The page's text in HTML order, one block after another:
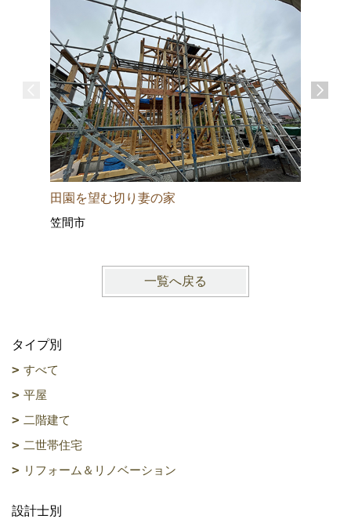
田園を望む切り妻の家
笠間市
一覧へ戻る
タイプ別
すべて
平屋
二階建て
二世帯住宅
リフォーム＆リノベーション
設計士別